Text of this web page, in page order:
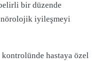
bir düzende
nörolojik iyileşmeyi
hastaya özel